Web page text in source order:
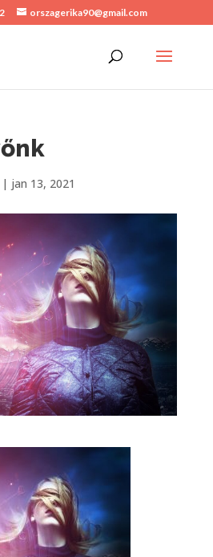
orszagerika90@gmail.com
| jan 13, 2021